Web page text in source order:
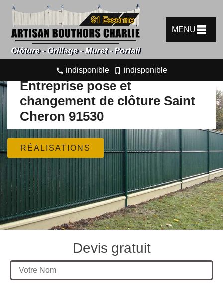
MENU
indisponible indisponible
Entreprise pose et
changement de clôture Saint
Cheron 91530
RÉALISATIONS
Devis gratuit